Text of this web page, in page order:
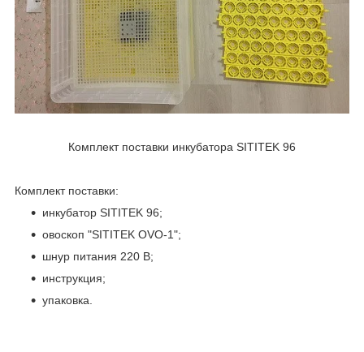
Комплект поставки инкубатора SITITEK 96
Комплект поставки:
инкубатор SITITEK 96;
овоскоп "SITITEK OVO-1";
шнур питания 220 В;
инструкция;
упаковка.